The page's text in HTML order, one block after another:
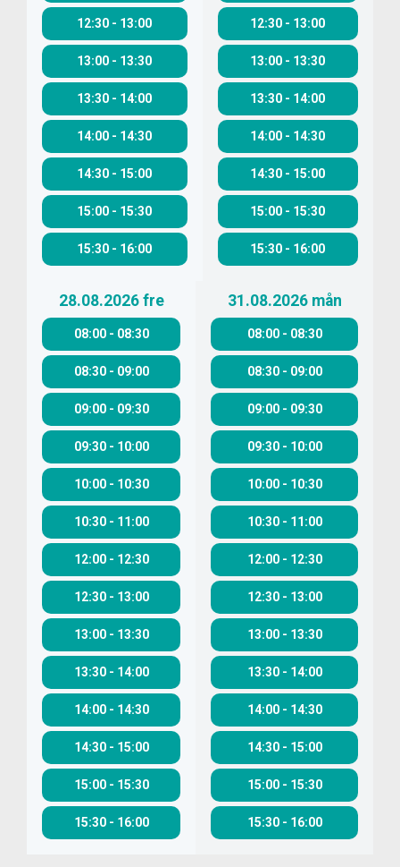
12:30 - 13:00
13:00 - 13:30
13:30 - 14:00
14:00 - 14:30
14:30 - 15:00
15:00 - 15:30
15:30 - 16:00
12:30 - 13:00
13:00 - 13:30
13:30 - 14:00
14:00 - 14:30
14:30 - 15:00
15:00 - 15:30
15:30 - 16:00
28.08.2026 fre
08:00- 08:30
08:30- 09:00
09:00- 09:30
09:30- 10:00
10:00- 10:30
10:30- 11:00
12:00- 12:30
12:30- 13:00
13:00- 13:30
13:30- 14:00
14:00- 14:30
14:30- 15:00
15:00- 15:30
15:30- 16:00
31.08.2026 mån
08:00- 08:30
08:30- 09:00
09:00- 09:30
09:30- 10:00
10:00- 10:30
10:30- 11:00
12:00- 12:30
12:30- 13:00
13:00- 13:30
13:30- 14:00
14:00- 14:30
14:30- 15:00
15:00- 15:30
15:30- 16:00